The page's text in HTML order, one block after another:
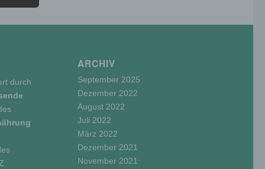
durch
ARCHIV
September 2025
Dezember 2022
August 2022
Juli 2022
März 2022
Dezember 2021
November 2021